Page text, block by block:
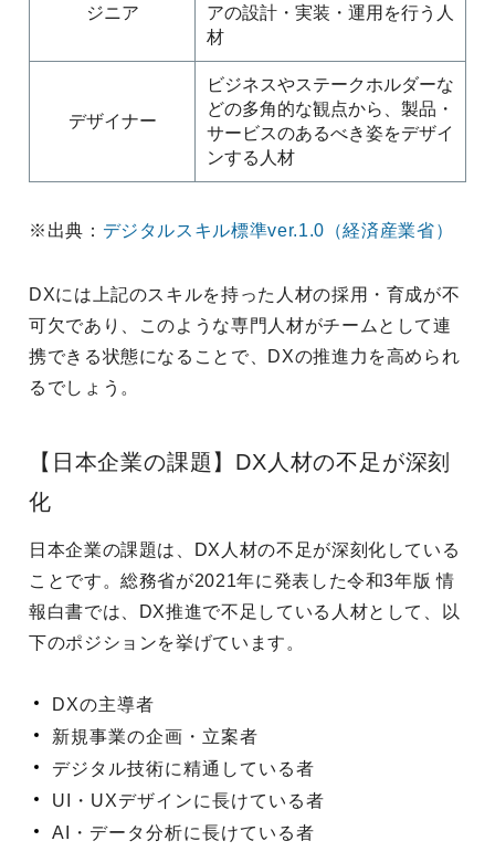
ジニア
アの設計・実装・運用を行う人
材
デザイナー
ビジネスやステークホルダーな
どの多角的な観点から、製品・
サービスのあるべき姿をデザイ
ンする人材
※出典： デジタルスキル標準ver.1.0（経済産業省）
DXには上記のスキルを持った人材の採用・育成が不
可欠であり、このような専門人材がチームとして連
携できる状態になることで、DXの推進力を高められ
るでしょう。
【日本企業の課題】DX人材の不足が深刻
化
日本企業の課題は、DX人材の不足が深刻化している
ことです。総務省が2021年に発表した令和3年版 情
報白書では、DX推進で不足している人材として、以
下のポジションを挙げています。
DXの主導者
新規事業の企画・立案者
デジタル技術に精通している者
UI・UXデザインに長けている者
AI・データ分析に長けている者